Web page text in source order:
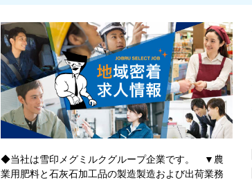
◆当社は雪印メグミルクグループ企業です。 ▼農
業用肥料と石灰石加工品の製造製造および出荷業務